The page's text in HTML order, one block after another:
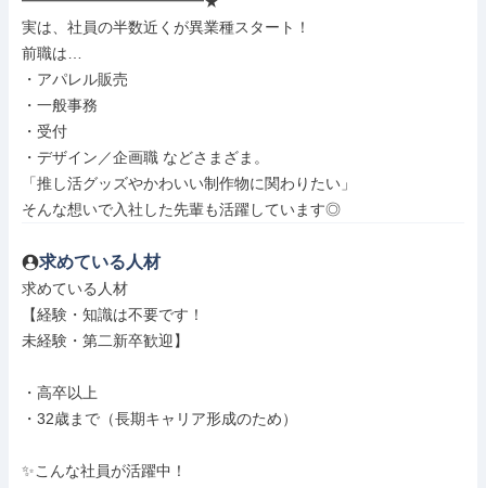
実は、社員の半数近くが異業種スタート！
前職は…
・アパレル販売
・一般事務
・受付
・デザイン／企画職 などさまざま。
「推し活グッズやかわいい制作物に関わりたい」
そんな想いで入社した先輩も活躍しています◎
求めている人材
求めている人材
【経験・知識は不要です！
未経験・第二新卒歓迎】
・高卒以上
・32歳まで（長期キャリア形成のため）
✨こんな社員が活躍中！